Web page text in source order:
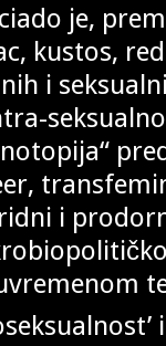
je,
kustos,
i
i